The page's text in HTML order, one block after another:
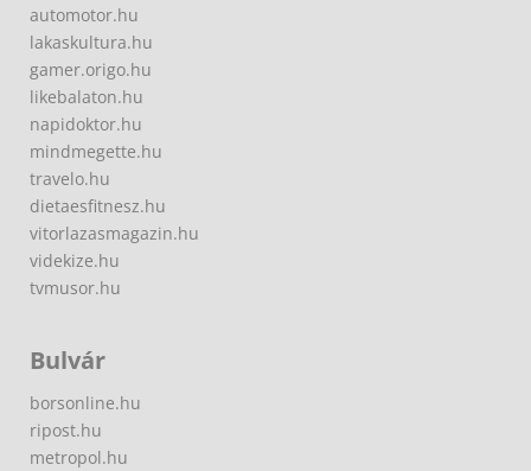
automotor.hu
lakaskultura.hu
gamer.origo.hu
likebalaton.hu
napidoktor.hu
mindmegette.hu
travelo.hu
dietaesfitnesz.hu
vitorlazasmagazin.hu
videkize.hu
tvmusor.hu
Bulvár
borsonline.hu
ripost.hu
metropol.hu